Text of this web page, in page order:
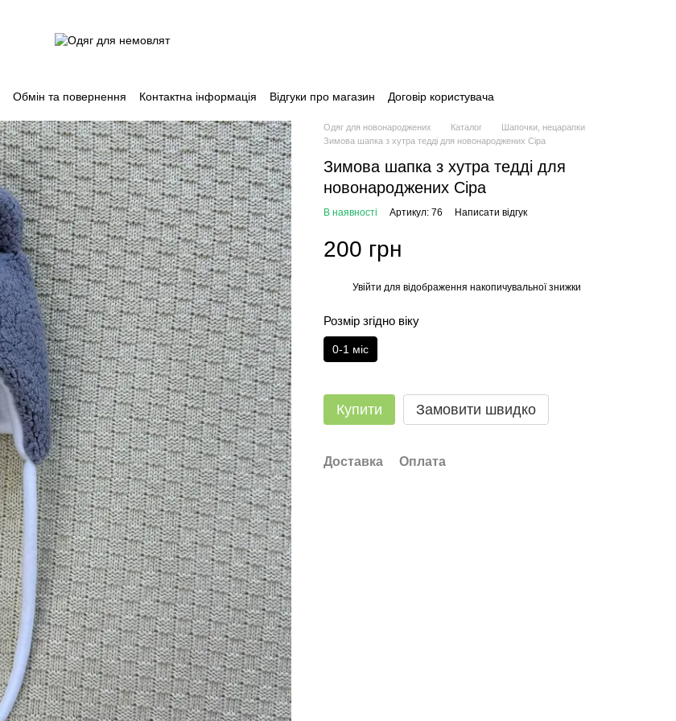
Обмін та повернення Контактна інформація Відгуки про магазин Договір користувача
Одяг для новонароджених Каталог
Шапочки, нецарапки
Зимова шапка з хутра тедді для новонароджених Сіра
Зимова шапка з хутра тедді для
новонароджених Сіра
В наявності Артикул: 76 Написати відгук
200 грн
Увійти для відображення накопичувальної знижки
Розмір згідно віку
0-1 міс
Купити Замовити швидко
Доставка Оплата